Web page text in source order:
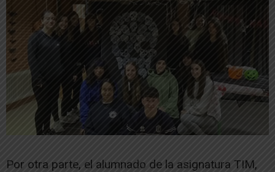
Por otra parte, el alumnado de la asignatura TIM,